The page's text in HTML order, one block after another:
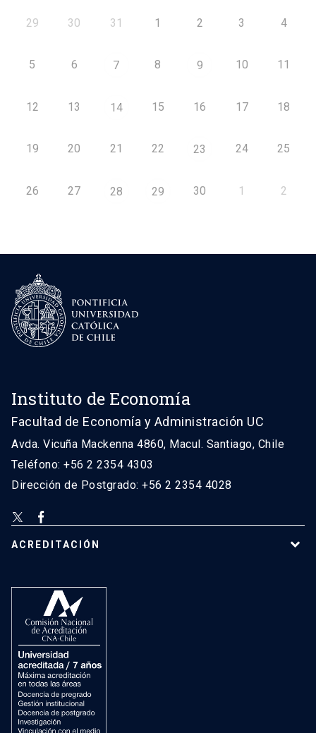
29 30 31 1 2 3 4
5 6 7 8 9 10 11
12 13 14 15 16 17 18
19 20 21 22 23 24 25
26 27 28 29 30 1 2
Instituto de Economía
Facultad de Economía y Administración UC
Avda. Vicuña Mackenna 4860, Macul. Santiago, Chile
Teléfono: +56 2 2354 4303
Dirección de Postgrado: +56 2 2354 4028
ACREDITACIÓN